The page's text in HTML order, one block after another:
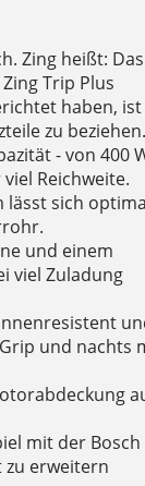
Zing heißt: Das
Trip Plus
haben, ist
zu beziehen.
- von 400
Reichweite.
lässt sich
und einem
viel Zuladung
und nachts
mit der Bosch
zu erweitern